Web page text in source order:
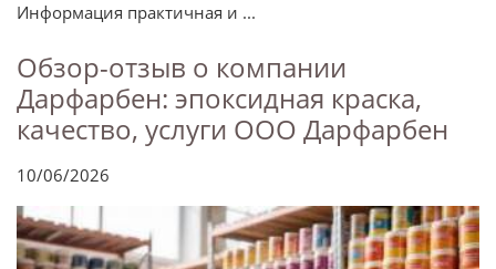
Информация практичная и ...
Обзор-отзыв о компании
Дарфарбен: эпоксидная краска,
качество, услуги ООО Дарфарбен
10/06/2026